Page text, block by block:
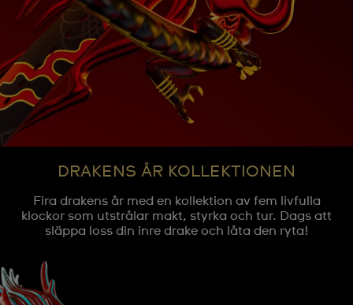
DRAKENS ÅR KOLLEKTIONEN
Fira drakens år med en kollektion av fem livfulla
klockor som utstrålar makt, styrka och tur. Dags att
släppa loss din inre drake och låta den ryta!